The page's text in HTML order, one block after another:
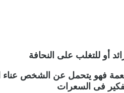
أو للتغلب على النحافة
فهو يتحمل عن الشخص عناء
فى السعرات